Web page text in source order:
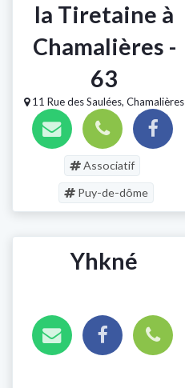
la Tiretaine à
Chamalières -
63
11 Rue des Saulées, Chamalières
Associatif
Puy-de-dôme
Yhkné